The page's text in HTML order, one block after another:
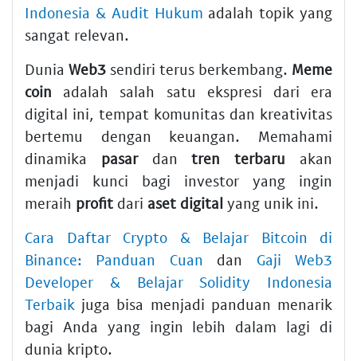
Indonesia & Audit Hukum adalah topik yang
sangat relevan.
Dunia Web3 sendiri terus berkembang. Meme
coin adalah salah satu ekspresi dari era
digital ini, tempat komunitas dan kreativitas
bertemu dengan keuangan. Memahami
dinamika pasardantren terbaru akan
menjadi kunci bagi investor yang ingin
meraih profit dari aset digital yang unik ini.
Cara Daftar Crypto & Belajar Bitcoin di
Binance: Panduan Cuan dan Gaji Web3
Developer & Belajar Solidity Indonesia
Terbaik juga bisa menjadi panduan menarik
bagi Anda yang ingin lebih dalam lagi di
dunia kripto.